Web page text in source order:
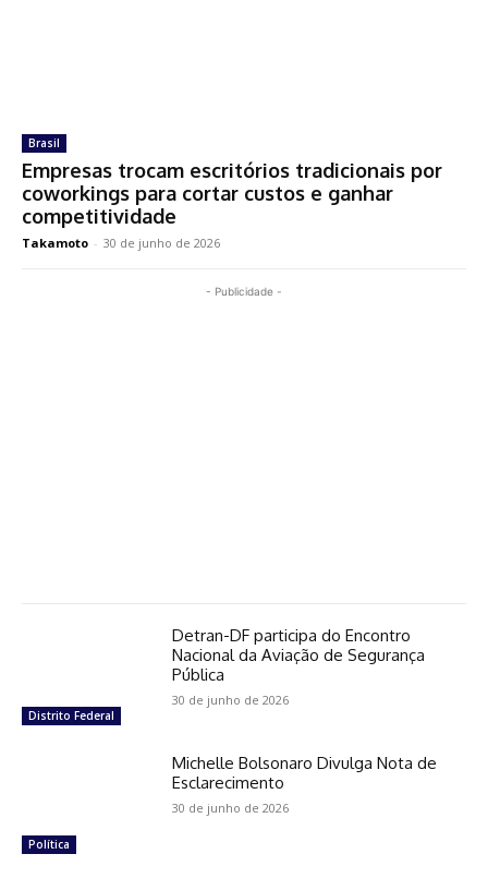
Brasil
Empresas trocam escritórios tradicionais por
coworkings para cortar custos e ganhar
competitividade
Takamoto - 30 de junho de 2026
- Publicidade -
Distrito Federal
Detran-DF participa do Encontro
Nacional da Aviação de Segurança
Pública
30 de junho de 2026
Política
Michelle Bolsonaro Divulga Nota de
Esclarecimento
30 de junho de 2026